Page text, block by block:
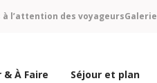
l’attention des voyageursGalerie
& À Faire Séjour et plan